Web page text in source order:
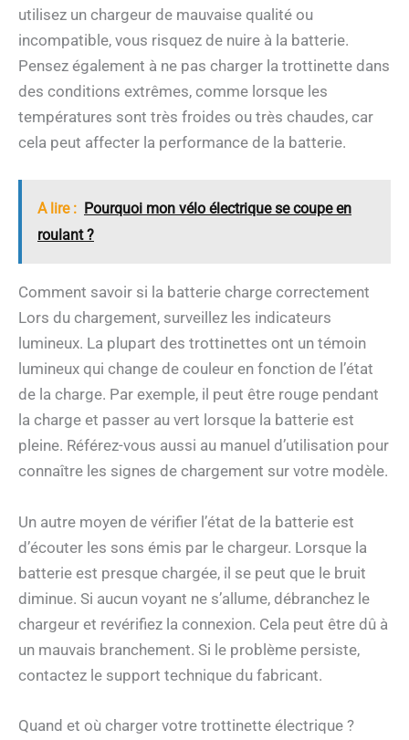
utilisez un chargeur de mauvaise qualité ou
incompatible, vous risquez de nuire à la batterie.
Pensez également à ne pas charger la trottinette dans
des conditions extrêmes, comme lorsque les
températures sont très froides ou très chaudes, car
cela peut affecter la performance de la batterie.
A lire : Pourquoi mon vélo électrique se coupe en
roulant ?
Comment savoir si la batterie charge correctement
Lors du chargement, surveillez les indicateurs
lumineux. La plupart des trottinettes ont un témoin
lumineux qui change de couleur en fonction de l’état
de la charge. Par exemple, il peut être rouge pendant
la charge et passer au vert lorsque la batterie est
pleine. Référez-vous aussi au manuel d’utilisation pour
connaître les signes de chargement sur votre modèle.
Un autre moyen de vérifier l’état de la batterie est
d’écouter les sons émis par le chargeur. Lorsque la
batterie est presque chargée, il se peut que le bruit
diminue. Si aucun voyant ne s’allume, débranchez le
chargeur et revérifiez la connexion. Cela peut être dû à
un mauvais branchement. Si le problème persiste,
contactez le support technique du fabricant.
Quand et où charger votre trottinette électrique ?